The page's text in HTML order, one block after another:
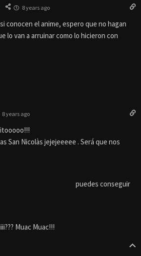
8 years ago
conocen el anime, espero que no hagan
lo van a arruinar como lo hicieron con
8 years ago
San Nicolàs jejejeeeee . Será que nos